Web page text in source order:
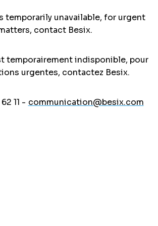
temporarily unavailable, for urgent
contact Besix.
temporairement indisponible, pour
urgentes, contactez Besix.
11 - communication@besix.com